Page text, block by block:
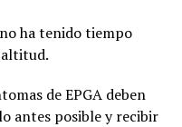
ha tenido tiempo
de EPGA deben
antes posible y recibir